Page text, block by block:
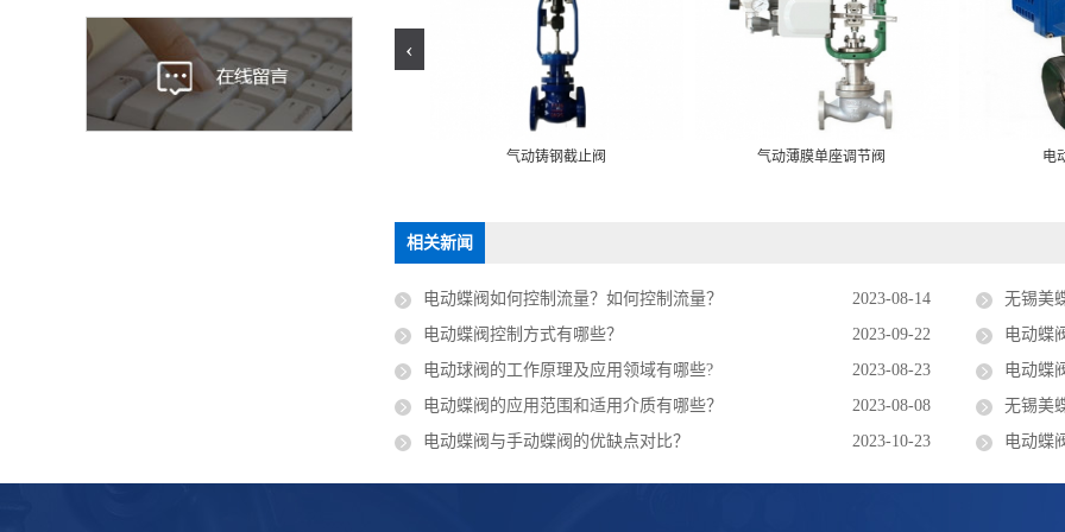
气动铸钢截止阀 气动薄膜单座调节阀 电
‹
相关新闻
电动蝶阀如何控制流量？如何控制流量？ 2023-08-14
无锡美
电动蝶阀控制方式有哪些？
2023-09-22
电动蝶
电动球阀的工作原理及应用领域有哪些?
2023-08-23
电动蝶
电动蝶阀的应用范围和适用介质有哪些？
2023-08-08
无锡美
电动蝶阀与手动蝶阀的优缺点对比？
2023-10-23 电动蝶